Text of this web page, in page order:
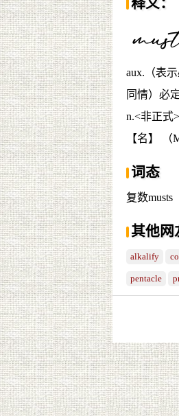
释义：
aux.（表
同情）必
n.<非正式
【名】 （
词态
复数musts
其他网
alkalify
pentacle